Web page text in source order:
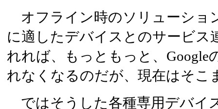
オフライン時のソリューショ
に適したデバイスとのサービス
れれば、もっともっと、Google
れなくなるのだが、現在はそこ
ではそうした各種専用デバイ